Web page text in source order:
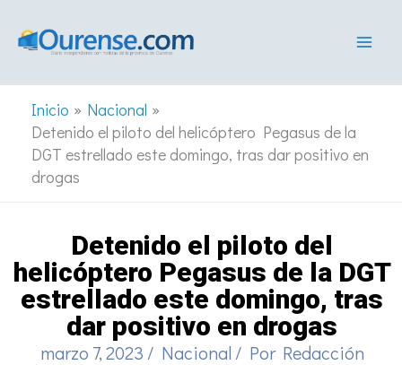
Inicio
Nacional
Detenido el piloto del helicóptero Pegasus de la
DGT estrellado este domingo, tras dar positivo en
drogas
Detenido el piloto del
helicóptero Pegasus de la DGT
estrellado este domingo, tras
dar positivo en drogas
marzo 7, 2023 / Nacional / Por Redacción